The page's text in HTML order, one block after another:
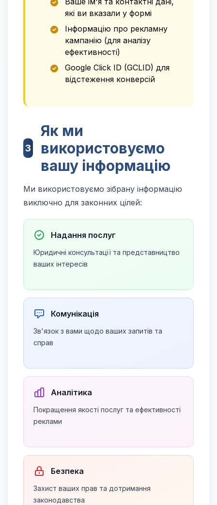
які ви вказали у формі
Інформацію про рекламну
кампанію (для аналізу
ефективності)
Google Click ID (GCLID) для
відстеження конверсій
3
Як ми
використовуємо
вашу інформацію
Ми використовуємо зібрану інформацію
виключно для законних цілей:
Надання послуг
Юридичні консультації та представництво
ваших інтересів
Комунікація
Зв'язок з вами щодо ваших запитів та
справ
Аналітика
Покращення якості послуг та ефективності
реклами
Безпека
Захист ваших прав та дотримання
законодавства